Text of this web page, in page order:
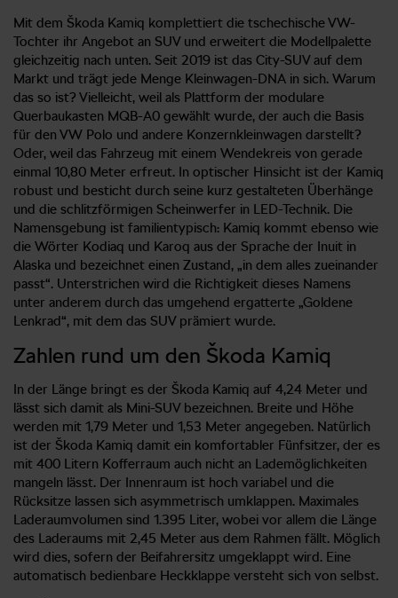
Mit dem Škoda Kamiq komplettiert die tschechische VW-
Tochter ihr Angebot an SUV und erweitert die Modellpalette
gleichzeitig nach unten. Seit 2019 ist das City-SUV auf dem
Markt und trägt jede Menge Kleinwagen-DNA in sich. Warum
das so ist? Vielleicht, weil als Plattform der modulare
Querbaukasten MQB-A0 gewählt wurde, der auch die Basis
für den VW Polo und andere Konzernkleinwagen darstellt?
Oder, weil das Fahrzeug mit einem Wendekreis von gerade
einmal 10,80 Meter erfreut. In optischer Hinsicht ist der Kamiq
robust und besticht durch seine kurz gestalteten Überhänge
und die schlitzförmigen Scheinwerfer in LED-Technik. Die
Namensgebung ist familientypisch: Kamiq kommt ebenso wie
die Wörter Kodiaq und Karoq aus der Sprache der Inuit in
Alaska und bezeichnet einen Zustand, „in dem alles zueinander
passt“. Unterstrichen wird die Richtigkeit dieses Namens
unter anderem durch das umgehend ergatterte „Goldene
Lenkrad“, mit dem das SUV prämiert wurde.
Zahlen rund um den Škoda Kamiq
In der Länge bringt es der Škoda Kamiq auf 4,24 Meter und
lässt sich damit als Mini-SUV bezeichnen. Breite und Höhe
werden mit 1,79 Meter und 1,53 Meter angegeben. Natürlich
ist der Škoda Kamiq damit ein komfortabler Fünfsitzer, der es
mit 400 Litern Kofferraum auch nicht an Lademöglichkeiten
mangeln lässt. Der Innenraum ist hoch variabel und die
Rücksitze lassen sich asymmetrisch umklappen. Maximales
Laderaumvolumen sind 1.395 Liter, wobei vor allem die Länge
des Laderaums mit 2,45 Meter aus dem Rahmen fällt. Möglich
wird dies, sofern der Beifahrersitz umgeklappt wird. Eine
automatisch bedienbare Heckklappe versteht sich von selbst.